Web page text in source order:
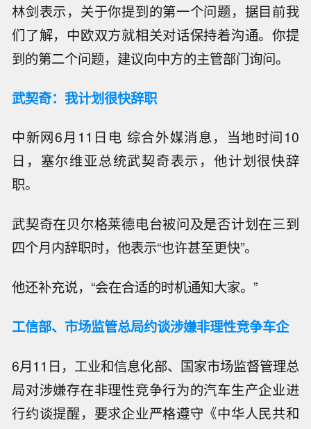
林剑表示，关于你提到的第一个问题，据目前我
们了解，中欧双方就相关对话保持着沟通。你提
到的第二个问题，建议向中方的主管部门询问。
武契奇：我计划很快辞职
中新网6月11日电 综合外媒消息，当地时间10
日，塞尔维亚总统武契奇表示，他计划很快辞
职。
武契奇在贝尔格莱德电台被问及是否计划在三到
四个月内辞职时，他表示“也许甚至更快”。
他还补充说，“会在合适的时机通知大家。”
工信部、市场监管总局约谈涉嫌非理性竞争车企
6月11日，工业和信息化部、国家市场监督管理总
局对涉嫌存在非理性竞争行为的汽车生产企业进
行约谈提醒，要求企业严格遵守《中华人民共和